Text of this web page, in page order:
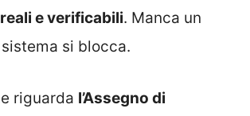
e verificabili. Manca un
si blocca.
riguarda l’Assegno di